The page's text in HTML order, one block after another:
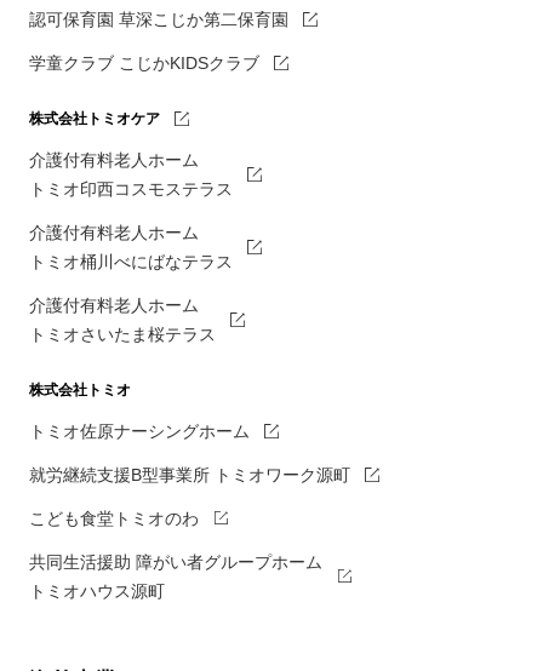
認可保育園 草深こじか第二保育園
学童クラブ こじかKIDSクラブ
株式会社トミオケア
介護付有料老人ホーム
トミオ印西コスモステラス
介護付有料老人ホーム
トミオ桶川べにばなテラス
介護付有料老人ホーム
トミオさいたま桜テラス
株式会社トミオ
トミオ佐原ナーシングホーム
就労継続支援B型事業所 トミオワーク源町
こども食堂トミオのわ
共同生活援助 障がい者グループホーム
トミオハウス源町